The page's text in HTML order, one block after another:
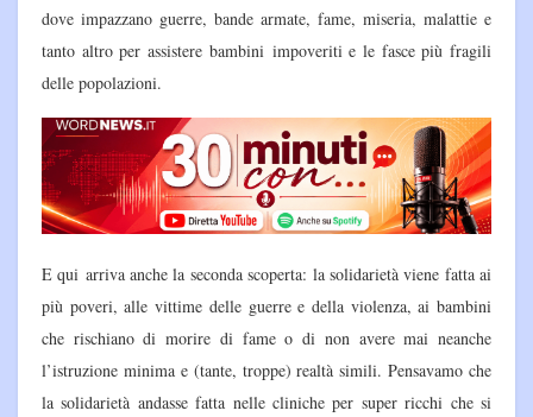
dove impazzano guerre, bande armate, fame, miseria, malattie e
tanto altro per assistere bambini impoveriti e le fasce più fragili
delle popolazioni.
E qui arriva anche la seconda scoperta: la solidarietà viene fatta ai
più poveri, alle vittime delle guerre e della violenza, ai bambini
che rischiano di morire di fame o di non avere mai neanche
l’istruzione minima e (tante, troppe) realtà simili. Pensavamo che
la solidarietà andasse fatta nelle cliniche per super ricchi che si